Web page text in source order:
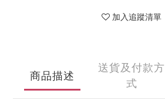
加入追蹤清單
商品描述
送貨及付款方
式